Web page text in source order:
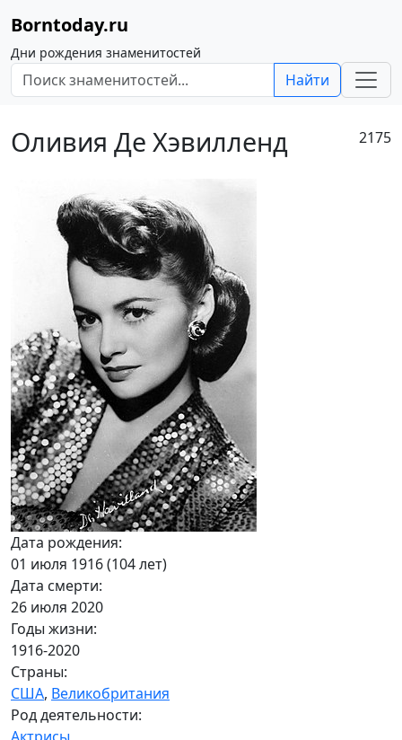
Borntoday.ru
Дни рождения знаменитостей
Найти
Оливия Де Хэвилленд 2175
Дата рождения:
01 июля 1916 (104 лет)
Дата смерти:
26 июля 2020
Годы жизни:
1916-2020
Страны:
США, Великобритания
Род деятельности: